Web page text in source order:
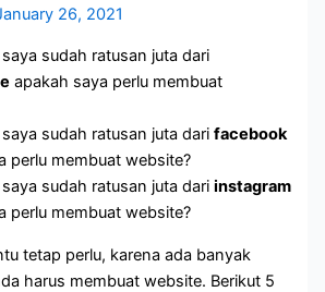
26, 2021
sudah ratusan juta dari
apakah saya perlu membuat
sudah ratusan juta darifacebook
perlu membuat website?
sudah ratusan juta dariinstagram
perlu membuat website?
tetap perlu, karena ada banyak
harus membuat website. Berikut 5